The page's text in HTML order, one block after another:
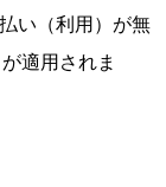
い（利用）が無
適用されま